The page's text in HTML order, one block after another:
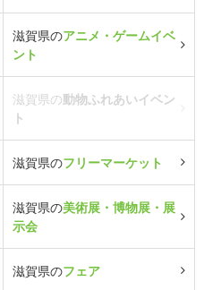
滋賀県のアニメ・ゲームイベ
ント
滋賀県の動物ふれあいイベン
ト
滋賀県のフリーマーケット
滋賀県の美術展・博物展・展
示会
滋賀県のフェア